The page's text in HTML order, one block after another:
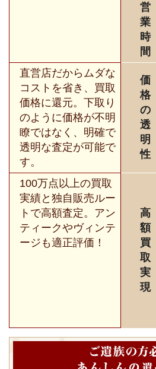
営
業
時
間
直営店だからムダな
コストを省き、買取
価格に還元。下取り
のように価格が不明
瞭ではなく、明確で
透明な査定が可能で
す。
価
格
の
透
明
性
100万点以上の買取
実績と独自販売ルー
トで高額査定。アン
ティークやヴィンテ
ージも適正評価！
高
額
買
取
実
現